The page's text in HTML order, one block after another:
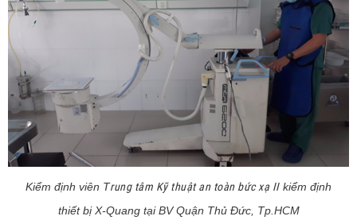
Kiểm định viên Trung tâm Kỹ thuật an toàn bức xạ IIkiểm định
thiết bị X-Quang tại BV Quận Thủ Đức, Tp.HCM